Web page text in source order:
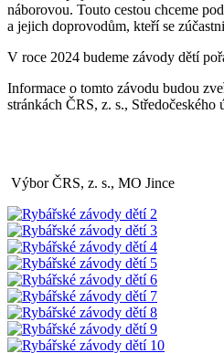
náborovou. Touto cestou chceme
a jejich doprovodům, kteří se
V roce 2024 budeme závody dětí
Informace o tomto závodu budou
stránkách ČRS, z. s., Středočeského
Výbor ČRS, z. s., MO Jince